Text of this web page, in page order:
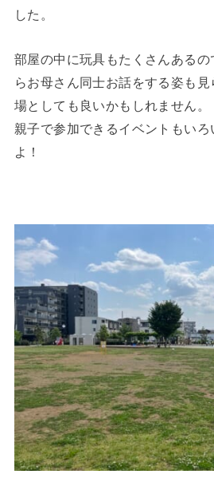
した。
部屋の中に玩具もたくさんある
らお母さん同士お話をする姿も
場としても良いかもしれません。
親子で参加できるイベントもい
よ！